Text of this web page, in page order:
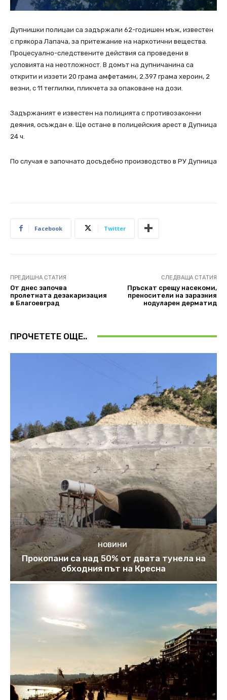
Дупнишки полицаи са задържали 62-годишен мъж, известен
с прякора Лапача, за притежание на наркотични вещества.
Процесуално-следствените действия са проведени в
условията на неотложност. В домът на дупничанина са
открити и иззети 20 грама амфетамин, 2.397 грама хероин, 2
везни, с 11 теглилки, пликчета за опаковане на дози.
Задържаният е известен на полицията с противозаконни
деяния, осъждан е. Ще остане в полицейския арест в Дупница
24 ч.
По случая е започнато досъдебно производство в РУ Дупница
Facebook Twitter
ПРЕДИШНА СТАТИЯ
От днес започва
пролетната дезакаризация
в Благоевград
СЛЕДВАЩА СТАТИЯ
Пръскат срещу насекоми,
преносители на заразния
нодуларен дерматид
ПРОЧЕТЕТЕ ОЩЕ..
НОВИНИ
Прокопани са над 50% от двата тунела на
обходния път на Кресна